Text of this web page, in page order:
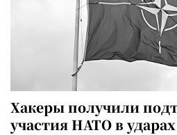
Хакеры получили
участия НАТО в